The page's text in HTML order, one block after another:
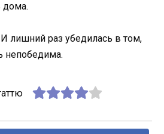
дома.
лишний раз убедилась в том,
непобедима.